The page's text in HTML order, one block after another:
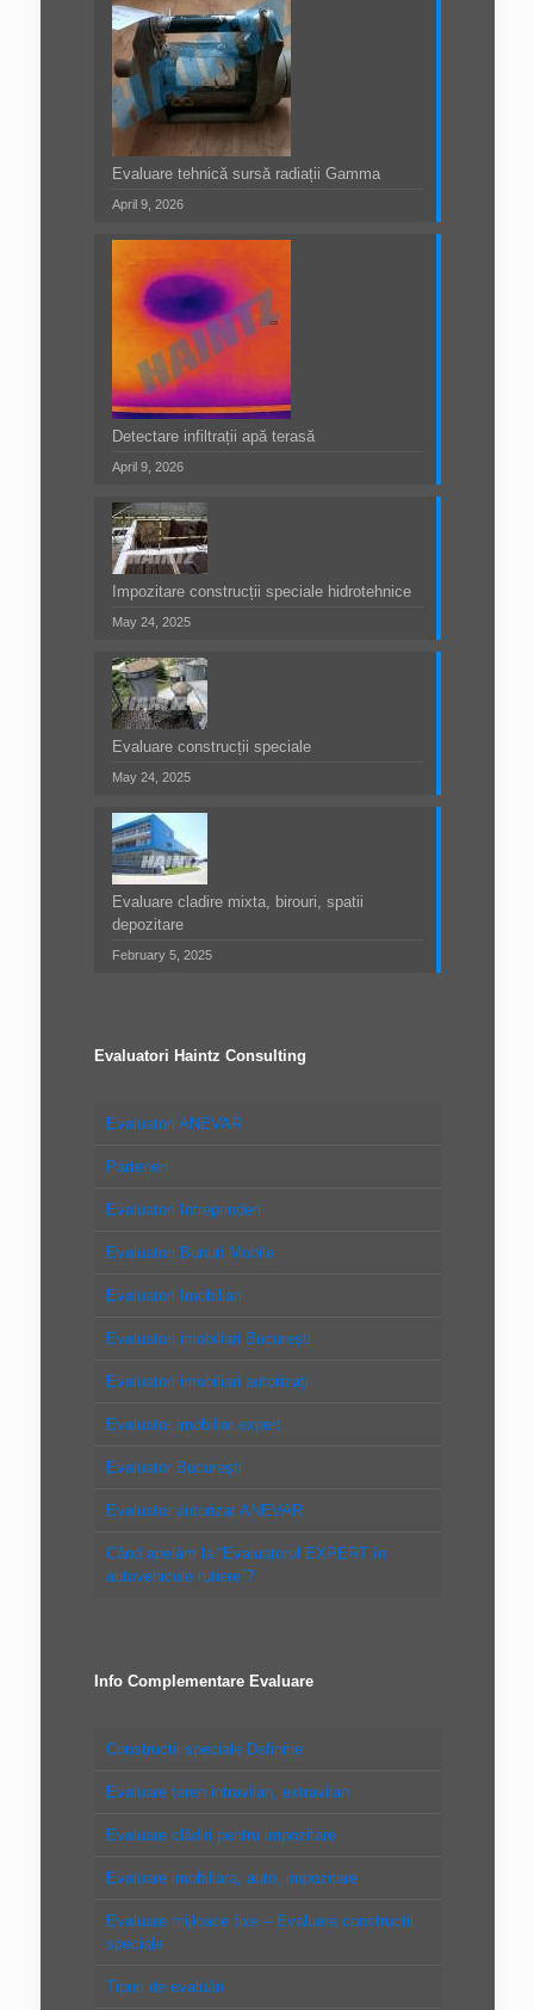
Evaluare tehnică sursă radiații Gamma
April 9, 2026
Detectare infiltrații apă terasă
April 9, 2026
Impozitare construcții speciale hidrotehnice
May 24, 2025
Evaluare construcții speciale
May 24, 2025
Evaluare cladire mixta, birouri, spatii
depozitare
February 5, 2025
Evaluatori Haintz Consulting
Evaluatori ANEVAR
Parteneri
Evaluatori Intreprinderi
Evaluatori Bunuri Mobile
Evaluatori Imobiliari
Evaluatori imobiliari Bucureşti
Evaluatori imobiliari autorizaţi
Evaluator imobiliar expert
Evaluator Bucureşti
Evaluator autorizat ANEVAR
Când apelăm la “Evaluatorul EXPERT în
autovehicule rutiere”?
Info Complementare Evaluare
Constructii speciale Definitie
Evaluare teren intravilan, extravilan
Evaluare clădiri pentru impozitare
Evaluare imobiliara, auto, impozitare
Evaluare mijloace fixe – Evaluare constructii
speciale
Tipuri de evaluări